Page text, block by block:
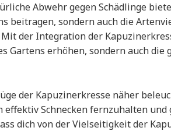
Abwehr gegen Schädlinge
beitragen, sondern auch die
der Integration der
Gartens erhöhen, sondern auch die
der Kapuzinerkresse näher
effektiv Schnecken fernzuhalten
dich von der Vielseitigkeit der